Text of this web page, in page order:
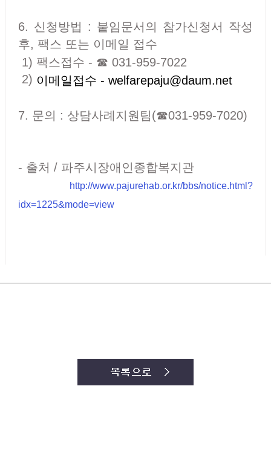
6. 신청방법 : 붙임문서의 참가신청서 작성
후, 팩스 또는 이메일 접수
1) 팩스접수 - ☎ 031-959-7022
2) 이메일접수 - welfarepaju@daum.net
7. 문의 : 상담사례지원팀(☎031-959-7020)
- 출처 / 파주시장애인종합복지관
http://www.pajurehab.or.kr/bbs/notice.html?
idx=1225&mode=view